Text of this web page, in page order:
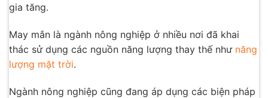
gia tăng.
May mắn là ngành nông nghiệp ở nhiều nơi đã khai
thác sử dụng các nguồn năng lượng thay thế như năng
lượng mặt trời.
Ngành nông nghiệp cũng đang áp dụng các biện pháp